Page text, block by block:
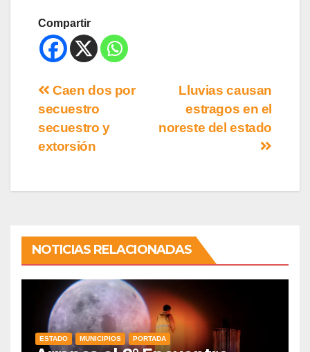
Compartir
Lluvias causan
estragos en el
noreste del estado
Caen dos por
secuestro
secuestro y
extorsión
NOTICIAS RELACIONADAS
ESTADO MUNICIPIOS PORTADA